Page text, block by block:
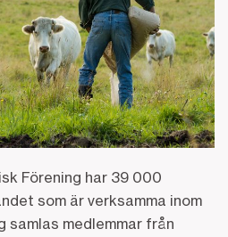
Förening har 39 000
som är verksamma inom
samlas medlemmar från